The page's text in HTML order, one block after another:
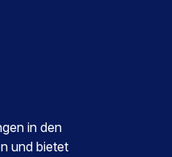
in den
und bietet